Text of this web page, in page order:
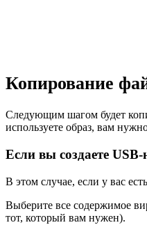
Копирование
Следующим шагом будет
используете образ, вам
Если вы создаете
В этом случае, если у вас
Выберите все содержимое
тот, который вам нужен).